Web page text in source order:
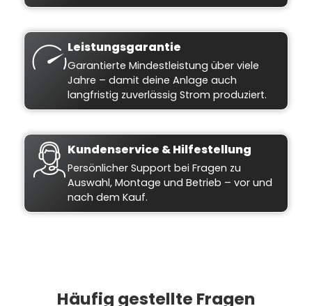
Leistungsgarantie
Garantierte Mindestleistung über viele
Jahre – damit deine Anlage auch
langfristig zuverlässig Strom produziert.
Kundenservice & Hilfestellung
Persönlicher Support bei Fragen zu
Auswahl, Montage und Betrieb – vor und
nach dem Kauf.
Häufig gestellte Fragen